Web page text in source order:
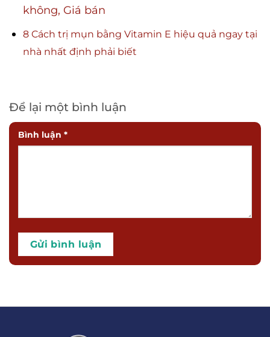
không, Giá bán
8 Cách trị mụn bằng Vitamin E hiệu quả ngay tại
nhà nhất định phải biết
Để lại một bình luận
Bình luận *